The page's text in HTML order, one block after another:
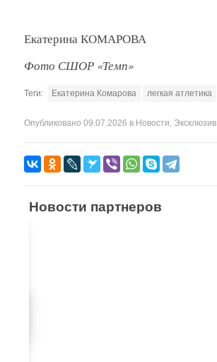
Екатерина КОМАРОВА
Фото СШОР «Темп»
Теги: Екатерина Комарова легкая атлетика
Опубликовано 09.07.2026 в Новости Эксклюзив
Новости партнеров